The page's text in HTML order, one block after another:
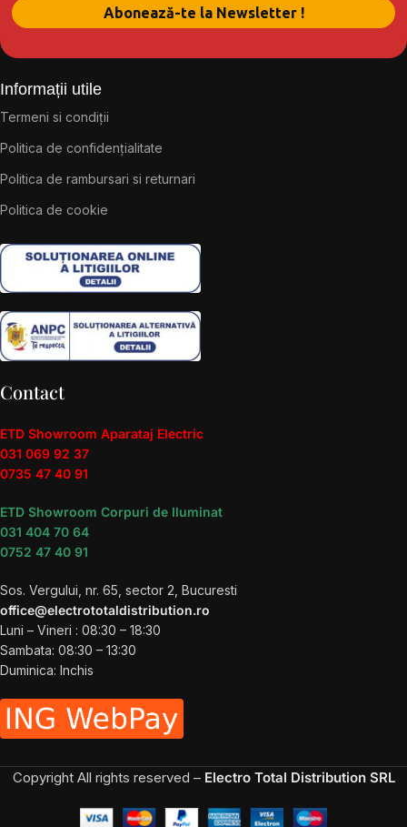
Informații utile
Termeni si condiții
Politica de confidențialitate
Politica de rambursari si returnari
Politica de cookie
Contact
ETD Showroom Aparataj Electric
031 069 92 37
0735 47 40 91
ETD Showroom Corpuri de Iluminat
031 404 70 64
0752 47 40 91
Sos. Vergului, nr. 65, sector 2, Bucuresti
office@electrototaldistribution.ro
Luni – Vineri : 08:30 – 18:30
Sambata: 08:30 – 13:30
Duminica: Inchis
Copyright All rights reserved – Electro Total Distribution SRL